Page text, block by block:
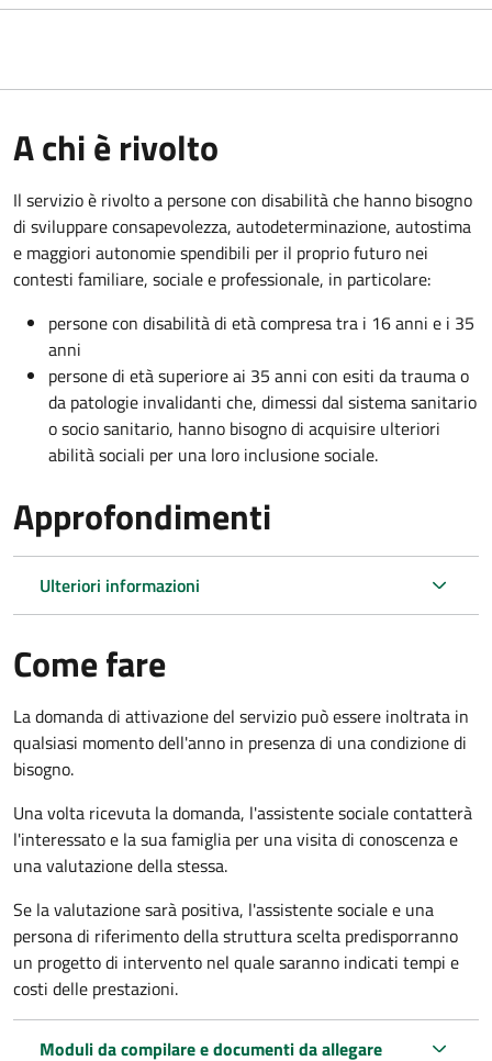
A chi è rivolto
Il servizio è rivolto a persone con disabilità che hanno bisogno
di sviluppare consapevolezza, autodeterminazione, autostima
e maggiori autonomie spendibili per il proprio futuro nei
contesti familiare, sociale e professionale, in particolare:
persone con disabilità di età compresa tra i 16 anni e i 35
anni
persone di età superiore ai 35 anni con esiti da trauma o
da patologie invalidanti che, dimessi dal sistema sanitario
o socio sanitario, hanno bisogno di acquisire ulteriori
abilità sociali per una loro inclusione sociale.
Approfondimenti
Ulteriori informazioni
Come fare
La domanda di attivazione del servizio può essere inoltrata in
qualsiasi momento dell'anno in presenza di una condizione di
bisogno.
Una volta ricevuta la domanda, l'assistente sociale contatterà
l'interessato e la sua famiglia per una visita di conoscenza e
una valutazione della stessa.
Se la valutazione sarà positiva, l'assistente sociale e una
persona di riferimento della struttura scelta predisporranno
un progetto di intervento nel quale saranno indicati tempi e
costi delle prestazioni.
Moduli da compilare e documenti da allegare